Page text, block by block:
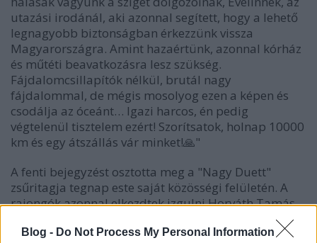
Blog - Do Not Process My Personal Information
utazási irodánál, aki azonnal segített, hogy a lehető
legnagyobb biztonságban érkezzünk vissza
Magyarországra. Amint hazaértünk, azonnal kórház
és műtéti beavatkozásra lesz szükség.
Fájdalomcsillapítók nélkül, brutál nagy
fájdalommal, de mégis mosolyog ezen a képen és
csodálja az óceánt… Igazi harcos, én pedig
végtelenül tisztelem ezért! Szorítsatok, holnap 10000
km és egy átszállás vár minket!🙏"
A fenti bejegyzést osztotta meg a "Nagy Duett"
zsűritagja tegnap este saját közösségi felületén. A
rajongók azonnal elkezdtek izgulni Horváth Tamás
párjáért, aki előtt még hosszú felépülési idő áll majd
a műtét után. Mint ismert, a házaspár gyakran tölti